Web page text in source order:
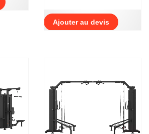
Ajouter au devis